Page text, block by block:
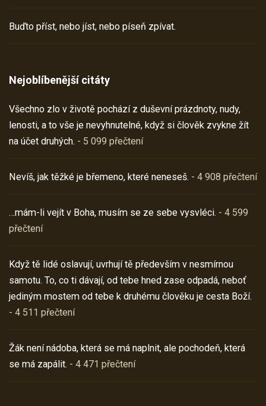
Buďto příst, nebo jíst, nebo píseň zpívat.
Nejoblíbenější citáty
Všechno zlo v životě pochází z duševní prázdnoty, nudy,
lenosti, a to vše je nevyhnutelné, když si člověk zvykne žít
na účet druhých. - 5 099 přečtení
Nevíš, jak těžké je břemeno, které neneseš. - 4 908 přečtení
…mám-li vejít v Boha, musím se ze sebe vysvléci. - 4 599
přečtení
Když tě lidé oslavují, uvrhují tě především v nesmírnou
samotu. To, co ti dávají, od tebe hned zase odpadá, neboť
jediným mostem od tebe k druhému člověku je cesta Boží.
- 4 511 přečtení
Žák není nádoba, která se má naplnit, ale pochodeň, která
se má zapálit. - 4 471 přečtení